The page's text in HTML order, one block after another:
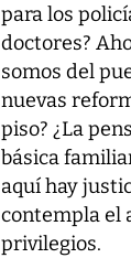
para los
doctores?
somos del
nuevas
piso? ¿La
básica
aquí hay
contempla el
privilegios.